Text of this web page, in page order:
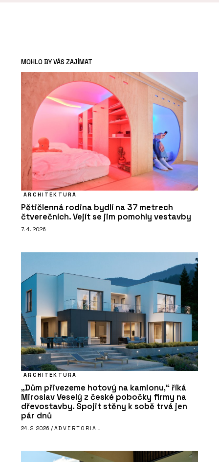
MOHLO BY VÁS ZAJÍMAT
ARCHITEKTURA
Pětičlenná rodina bydlí na 37 metrech
čtverečních. Vejít se jim pomohly vestavby
7. 4. 2026
ARCHITEKTURA
„Dům přivezeme hotový na kamionu,“ říká
Miroslav Veselý z české pobočky firmy na
dřevostavby. Spojit stěny k sobě trvá jen
pár dnů
24. 2. 2026 / ADVERTORIAL